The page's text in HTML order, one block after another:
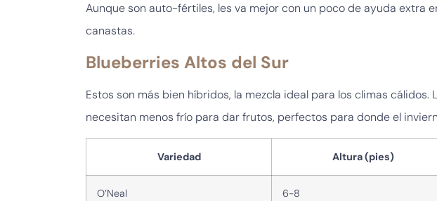
Aunque son auto-fértiles, les va mejor con un poco de ayuda extra
canastas.
Blueberries Altos del Sur
Estos son más bien híbridos, la mezcla ideal para los climas
necesitan menos frío para dar frutos, perfectos para donde el
Variedad Altura (pies)
O’Neal 6-8